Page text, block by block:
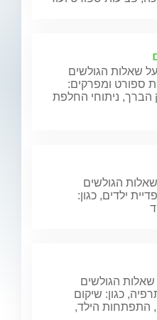
שאלות הגולשים
ספורט ומפרקים:
הברך, ניתוחי החלפת
הגולשים
ילדים, כגון:
שאלות הגולשים
כגון: שיקום
התפתחות הילד,